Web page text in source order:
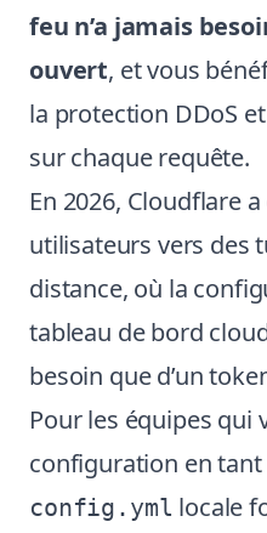
feu n’a jamais
ouvert, et vous
la protection DDoS
sur chaque requête.
En 2026, Cloudflare
utilisateurs vers des
distance, où la
tableau de bord
besoin que d’un
Pour les équipes qui
configuration en tant
config.yml locale